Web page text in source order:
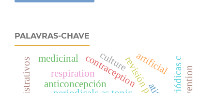
PALAVRAS-CHAVE
contraception
anticoncepción
respiration
culture
medicinal artificial